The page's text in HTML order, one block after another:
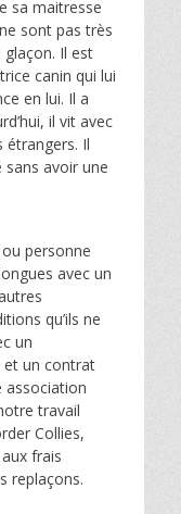
sa maitresse
sont pas très
glaçon. Il est
canin qui lui
en lui. Il a
il vit avec
étrangers. Il
avoir une
personne
avec un
qu’ils ne
un
et un contrat
association
travail
Collies,
frais
replaçons.